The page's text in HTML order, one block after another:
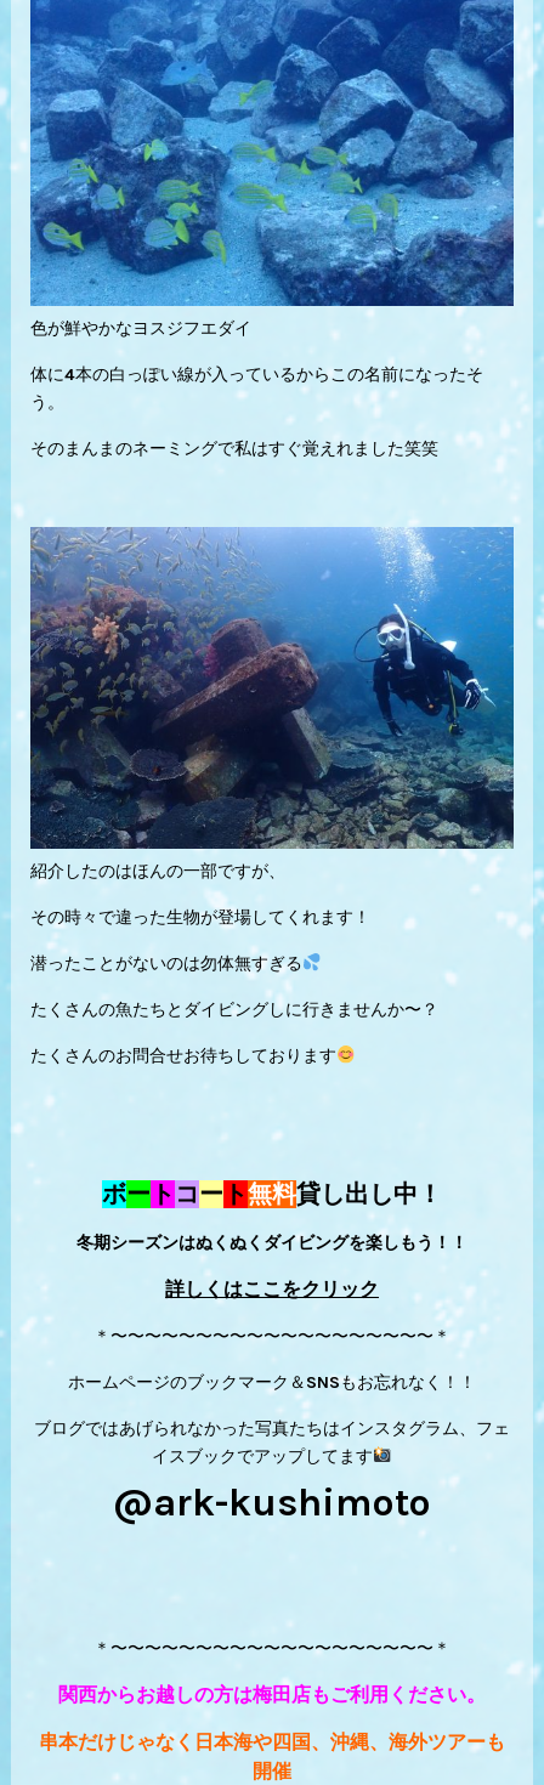
色が鮮やかなヨスジフエダイ
体に4本の白っぽい線が入っているからこの名前になったそ
う。
そのまんまのネーミングで私はすぐ覚えれました笑笑
紹介したのはほんの一部ですが、
その時々で違った生物が登場してくれます！
潜ったことがないのは勿体無すぎる
たくさんの魚たちとダイビングしに行きませんか〜？
たくさんのお問合せお待ちしております
ボー ト コー ト無料貸し出し中！
冬期シーズンはぬくぬくダイビングを楽しもう！！
詳しくはここをクリック
＊〜〜〜〜〜〜〜〜〜〜〜〜〜〜〜〜〜〜〜＊
ホームページのブックマーク＆SNSもお忘れなく！！
ブログではあげられなかった写真たちはインスタグラム、フェ
イスブックでアップしてます
@ark-kushimoto
＊〜〜〜〜〜〜〜〜〜〜〜〜〜〜〜〜〜〜〜＊
関西からお越しの方は梅田店もご利用ください。
串本だけじゃなく日本海や四国、沖縄、海外ツアーも
開催